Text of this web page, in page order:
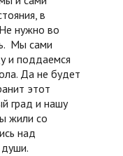
в
нужно во
Мы сами
и поддаемся
Да не будет
этот
град и нашу
жили со
над